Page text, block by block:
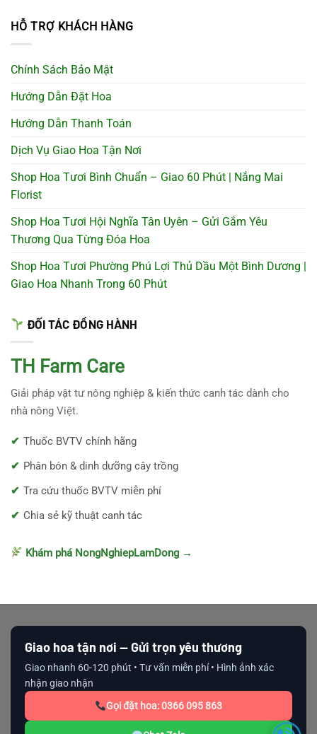
HỖ TRỢ KHÁCH HÀNG
Chính Sách Bảo Mật
Hướng Dẫn Đặt Hoa
Hướng Dẫn Thanh Toán
Dịch Vụ Giao Hoa Tận Nơi
Shop Hoa Tươi Bình Chuẩn – Giao 60 Phút | Nắng Mai
Florist
Shop Hoa Tươi Hội Nghĩa Tân Uyên – Gửi Gắm Yêu
Thương Qua Từng Đóa Hoa
Shop Hoa Tươi Phường Phú Lợi Thủ Dầu Một Bình Dương |
Giao Hoa Nhanh Trong 60 Phút
ĐỐI TÁC ĐỒNG HÀNH
TH Farm Care
Giải pháp vật tư nông nghiệp & kiến thức canh tác dành cho
nhà nông Việt.
Thuốc BVTV chính hãng
Phân bón & dinh dưỡng cây trồng
Tra cứu thuốc BVTV miễn phí
Chia sẻ kỹ thuật canh tác
Khám phá NongNghiepLamDong →
Giao hoa tận nơi — Gửi trọn yêu thương
Giao nhanh 60-120 phút • Tư vấn miễn phí • Hình ảnh xác
nhận giao nhận
Gọi đặt hoa: 0366 095 863